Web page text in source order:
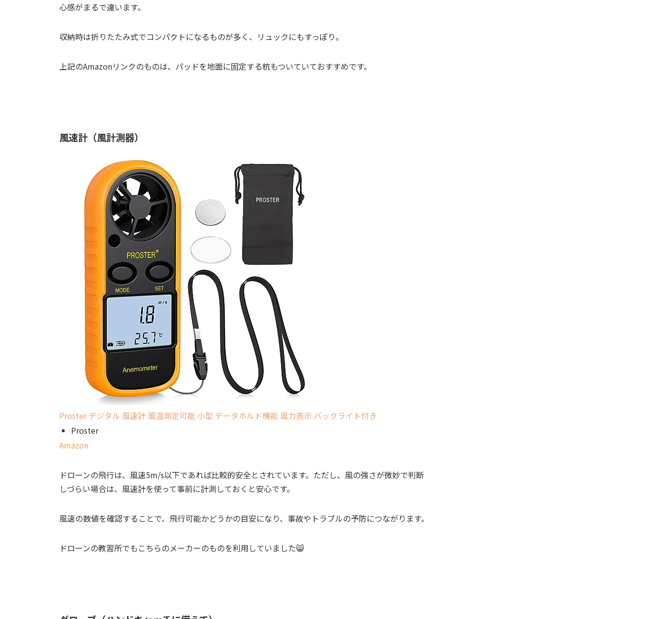
心感がまるで違います。
収納時は折りたたみ式でコンパクトになるものが多く、リュックにもすっぽり。
上記のAmazonリンクのものは、パッドを地面に固定する杭もついていておすすめです。
風速計（風計測器）
Proster デジタル 風速計 風温測定可能 小型 データホルド機能 風力表示 バックライト付き
Proster
Amazon
ドローンの飛行は、風速5m/s以下であれば比較的安全とされています。ただし、風の強さが微妙で判断
しづらい場合は、風速計を使って事前に計測しておくと安心です。
風速の数値を確認することで、飛行可能かどうかの目安になり、事故やトラブルの予防につながります。
ドローンの教習所でもこちらのメーカーのものを利用していました😸